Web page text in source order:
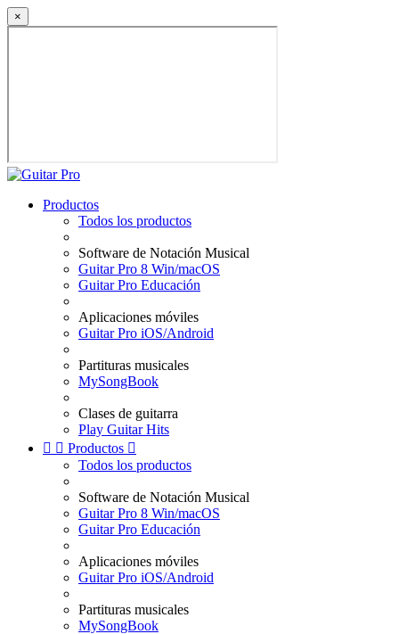
×
Productos
Todos los productos
Software de Notación Musical
Guitar Pro 8 Win/macOS
Guitar Pro Educación
Aplicaciones móviles
Guitar Pro iOS/Android
Partituras musicales
MySongBook
Clases de guitarra
Play Guitar Hits
  Productos 
Todos los productos
Software de Notación Musical
Guitar Pro 8 Win/macOS
Guitar Pro Educación
Aplicaciones móviles
Guitar Pro iOS/Android
Partituras musicales
MySongBook